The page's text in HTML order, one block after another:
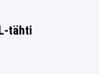
tähti